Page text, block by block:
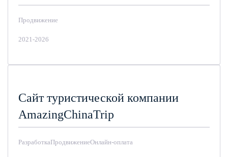
Продвижение
2021-2026
Сайт туристической компании
AmazingChinaTrip
РазработкаПродвижениеОнлайн-оплата